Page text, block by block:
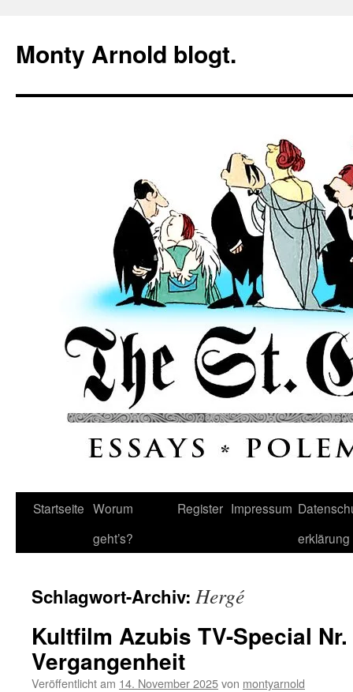
springen
Monty Arnold blogt.
Startseite Worum
geht’s?
Register Impressum
erklärung
Schlagwort-Archiv: Hergé
Kultfilm Azubis TV-Special
Vergangenheit
Veröffentlicht am 14. November 2025von montyarnold